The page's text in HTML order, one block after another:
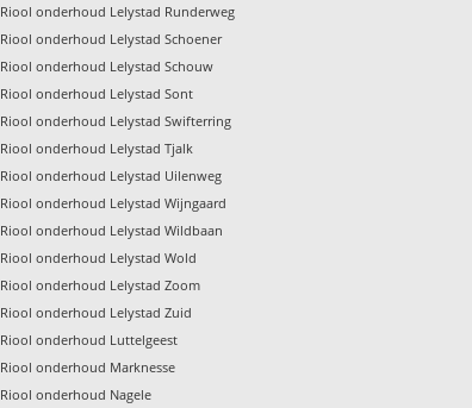
Riool onderhoud Lelystad Runderweg
Riool onderhoud Lelystad Schoener
Riool onderhoud Lelystad Schouw
Riool onderhoud Lelystad Sont
Riool onderhoud Lelystad Swifterring
Riool onderhoud Lelystad Tjalk
Riool onderhoud Lelystad Uilenweg
Riool onderhoud Lelystad Wijngaard
Riool onderhoud Lelystad Wildbaan
Riool onderhoud Lelystad Wold
Riool onderhoud Lelystad Zoom
Riool onderhoud Lelystad Zuid
Riool onderhoud Luttelgeest
Riool onderhoud Marknesse
Riool onderhoud Nagele